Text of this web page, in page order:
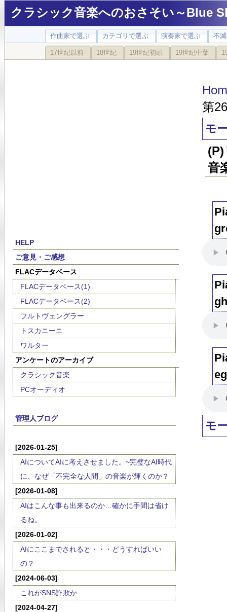
クラシック音楽へのおさそい～Blue
作曲家で選ぶ カテゴリで選ぶ 演奏家で選ぶ 不
17世紀以前 18世紀 19世紀初頭 19世紀中葉
HELP
ご意見・ご感想
FLACデータベース
FLACデータベース(1)
FLACデータベース(2)
フルトヴェングラー
トスカニーニ
ワルター
アンケートのアーカイブ
クラシック音楽
PCオーディオ
管理人ブログ
[2026-01-25]
AIについてAIに考えさせました。~完璧なAI時代
に、なぜ「不完全な人間」の音楽が輝くのか？
[2026-01-08]
AIはこんな事も出来るのか…確かに手間は省け
るね。
[2026-01-02]
AIにここまでされると・・・どうすればいい
の？
[2024-06-03]
これがSNS詐欺か
[2024-04-27]
第
モ
音
モ